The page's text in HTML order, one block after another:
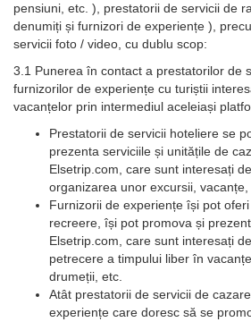
pensiuni, etc. ), prestatorii de servicii de
denumiți și furnizori de experiențe ),
servicii foto / video, cu dublu scop:
3.1 Punerea în contact a prestatorilor de
furnizorilor de experiențe cu turiștii
vacanțelor prin intermediul aceleiași
Prestatorii de servicii hoteliere se
prezenta serviciile și unitățile de
Elsetrip.com, care sunt interesați
organizarea unor excursii,
Furnizorii de experiențe își pot
recreere, își pot promova și
Elsetrip.com, care sunt interesați
petrecere a timpului liber în
drumeții, etc.
Atât prestatorii de servicii de
experiențe care doresc să se